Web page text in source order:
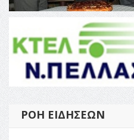
ΡΟΉ ΕΙΔΉΣΕΩΝ